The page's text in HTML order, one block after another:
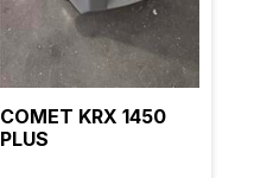
COMET KRX 1450
PLUS